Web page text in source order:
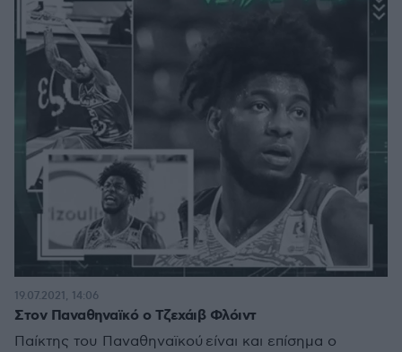
Στον Παναθηναϊκό ο Τζεχάιβ Φλόιντ
Παίκτης του Παναθηναϊκού είναι και επίσημα ο
19.07.2021, 14:06